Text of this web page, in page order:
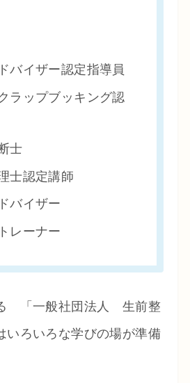
バイザー認定指導員
ラップブッキング認
士
士認定講師
バイザー
レーナー
「一般社団法人 生前整
いろいろな学びの場が準備